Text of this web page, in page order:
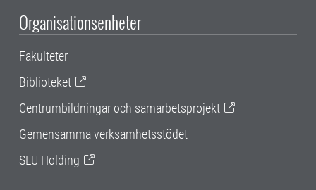
Organisationsenheter
Fakulteter
Biblioteket
Centrumbildningar och samarbetsprojekt
Gemensamma verksamhetsstödet
SLU Holding